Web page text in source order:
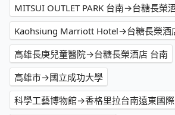
MITSUI OUTLET PARK 台南→台糖長榮
Kaohsiung Marriott Hotel→台糖長榮酒
高雄長庚兒童醫院→台糖長榮酒店 台南
高雄市→國立成功大學
科學工藝博物館→香格里拉台南遠東國